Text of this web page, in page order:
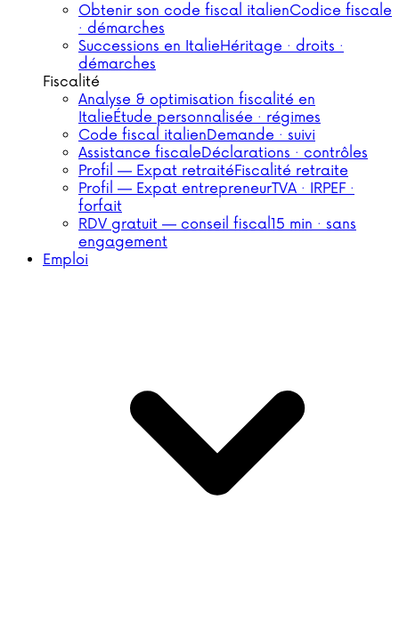
Obtenir son code fiscal italienCodice fiscale
· démarches
Successions en ItalieHéritage · droits ·
démarches
Fiscalité
Analyse & optimisation fiscalité en
ItalieÉtude personnalisée · régimes
Code fiscal italienDemande · suivi
Assistance fiscaleDéclarations · contrôles
Profil — Expat retraitéFiscalité retraite
Profil — Expat entrepreneurTVA · IRPEF ·
forfait
RDV gratuit — conseil fiscal15 min · sans
engagement
Emploi